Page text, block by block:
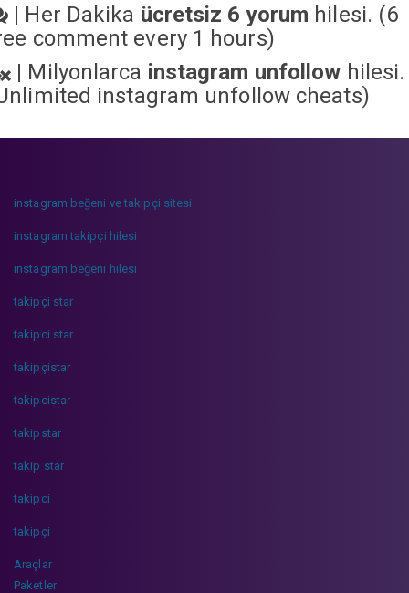
| Her Dakika ücretsiz 6 yorum hilesi. (6
comment every 1 hours)
| Milyonlarca instagram unfollow hilesi.
instagram unfollow cheats)
instagram beğeni ve takipçi sitesi
instagram takipçi hilesi
instagram beğeni hilesi
takipçi star
takipci star
takipçistar
takipcistar
takipstar
takip star
takipci
takipçi
Araçlar
Paketler